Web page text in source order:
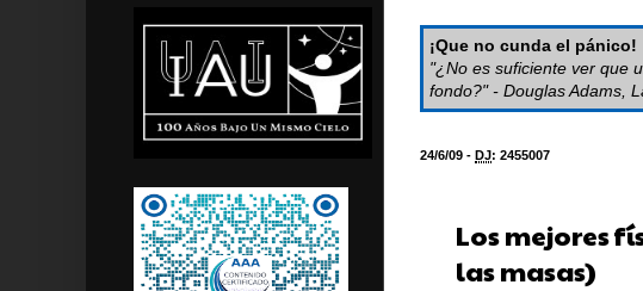
¡Que no cunda el pánico!
"¿No es suficiente ver que
fondo?" - Douglas Adams,
24/6/09 - DJ: 2455007
Los mejores
las masas)